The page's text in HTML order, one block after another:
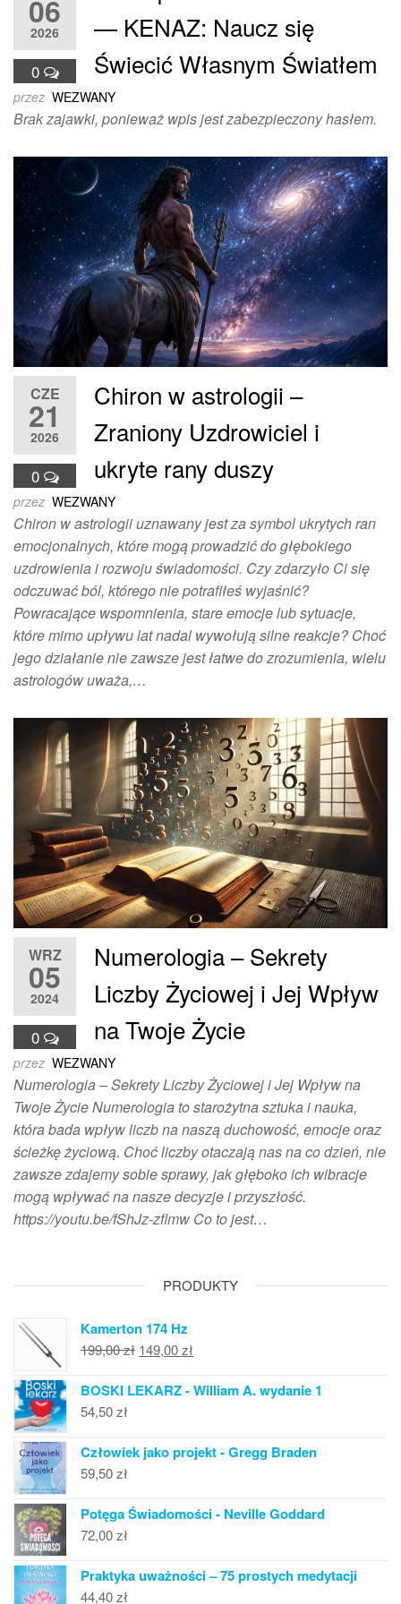
06
2026
0
— KENAZ: Naucz się
Świecić Własnym Światłem
przez WEZWANY
Brak zajawki, ponieważ wpis jest zabezpieczony hasłem.
CZE
21
2026
0
Chiron w astrologii –
Zraniony Uzdrowiciel i
ukryte rany duszy
przez WEZWANY
Chiron w astrologii uznawany jest za symbol ukrytych ran
emocjonalnych, które mogą prowadzić do głębokiego
uzdrowienia i rozwoju świadomości. Czy zdarzyło Ci się
odczuwać ból, którego nie potrafiłeś wyjaśnić?
Powracające wspomnienia, stare emocje lub sytuacje,
które mimo upływu lat nadal wywołują silne reakcje? Choć
jego działanie nie zawsze jest łatwe do zrozumienia, wielu
astrologów uważa,…
WRZ
05
2024
0
Numerologia – Sekrety
Liczby Życiowej i Jej Wpływ
na Twoje Życie
przez WEZWANY
Numerologia – Sekrety Liczby Życiowej i Jej Wpływ na
Twoje Życie Numerologia to starożytna sztuka i nauka,
która bada wpływ liczb na naszą duchowość, emocje oraz
ścieżkę życiową. Choć liczby otaczają nas na co dzień, nie
zawsze zdajemy sobie sprawy, jak głęboko ich wibracje
mogą wpływać na nasze decyzje i przyszłość.
https://youtu.be/fShJz-zflmw Co to jest…
PRODUKTY
Kamerton 174 Hz
199,00zł Pierwotna
wynosiła:
149,00zł
wynosi:
BOSKI LEKARZ - William A. wydanie 1
54,50zł
Człowiek jako projekt - Gregg Braden
59,50zł
Potęga Świadomości - Neville Goddard
72,00zł
Praktyka uważności – 75 prostych medytacji
44,40zł